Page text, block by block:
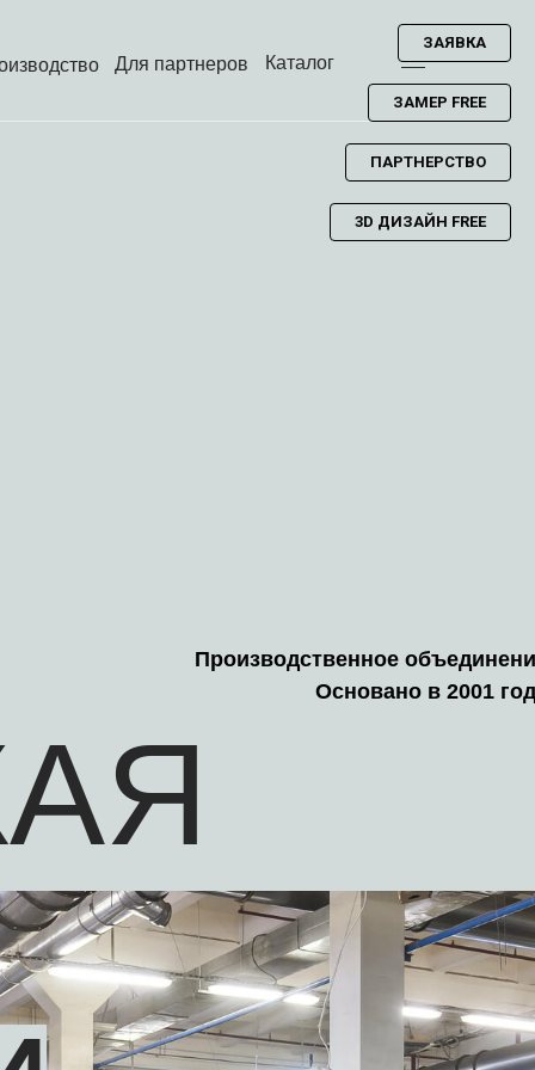
Каталог
Для партнеров
Производственное
Основано в 2001
ПАРТНЕРСТВО
ЗАЯВКА
ЗАМЕР FREE
3D ДИЗАЙН FREE